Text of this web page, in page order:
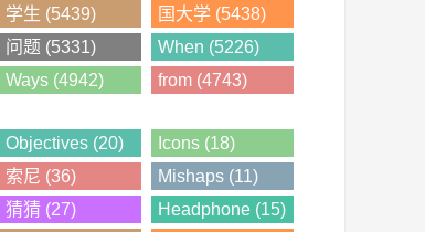
学生 (5439)
国大学 (5438)
问题 (5331)
When (5226)
Ways (4942)
from (4743)
Objectives (20)
Icons (18)
索尼 (36)
Mishaps (11)
猜猜 (27)
Headphone (15)